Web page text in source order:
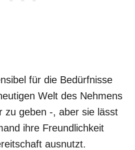
für die Bedürfnisse
Welt des Nehmens
zu geben -, aber sie lässt
ihre Freundlichkeit
ausnutzt.